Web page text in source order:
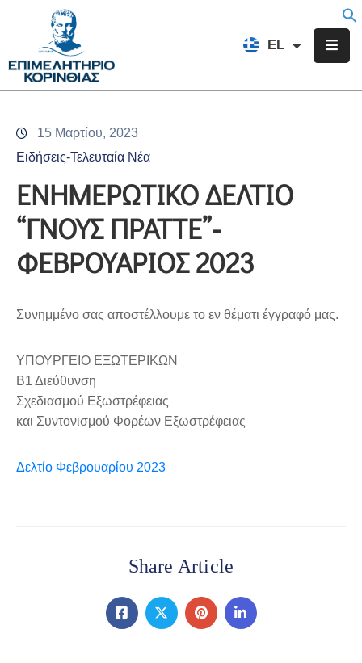
EL
FR
Επιμελητήριο
Υπηρεσίες
Προγράμματα
Δράσεις
Εκδηλώσεις
15 Μαρτίου, 2023
Ειδήσεις-Τελευταία Νέα
ΕΝΗΜΕΡΩΤΙΚΟ ΔΕΛΤΙΟ
“ΓΝΟΥΣ ΠΡΑΤΤΕ”-
ΦΕΒΡΟΥΑΡΙΟΣ 2023
Συνημμένο σας αποστέλλουμε το εν θέματι έγγραφό μας.
ΥΠΟΥΡΓΕΙΟ ΕΞΩΤΕΡΙΚΩΝ
Β1 Διεύθυνση
Σχεδιασμού Εξωστρέφειας
και Συντονισμού Φορέων Εξωστρέφειας
Δελτίο Φεβρουαρίου 2023
Share Article